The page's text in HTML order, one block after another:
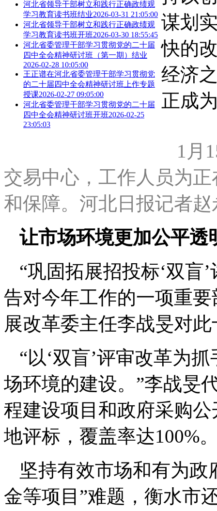
河北省领导干部树立和践行正确政绩观
学习教育读书班结业2026-03-31 21:05:00
河北省领导干部树立和践行正确政绩观
学习教育读书班开班2026-03-30 18:55:45
河北省委管理干部学习贯彻党的二十届
四中全会精神研讨班（第一期）结业
2026-02-28 10:05:00
王正谱在河北省委管理干部学习贯彻党
的二十届四中全会精神研讨班上作专题
授课2026-02-27 09:05:00
河北省委管理干部学习贯彻党的二十届
四中全会精神研讨班开班2026-02-25
23:05:03
谋划
快的
经济
正成
1月
交易中心，工作人员为
和保障。河北日报记者赵
让市场环境更加公平透
“巩固拓展招投标‘双盲
告对今年工作的一项重
展改革委主任李战旻对
“以‘双盲’评审改革为
场环境的建设。”李战旻
程建设项目和政府采购
地评标，覆盖率达100%
坚持有效市场和有为政
金等项目”难题，衡水市